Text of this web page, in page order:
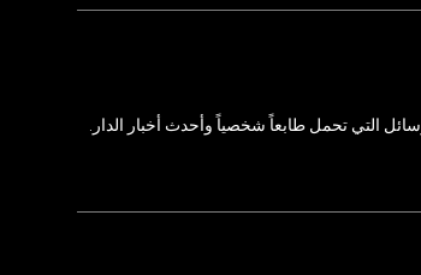
التي تحمل طابعاً شخصياً وأحدث أخبار الدار.